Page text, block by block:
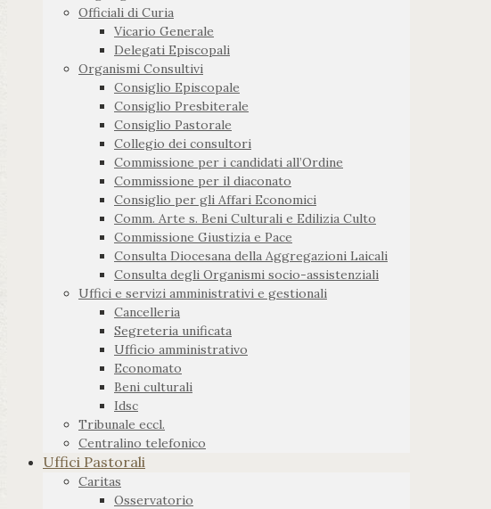
Officiali di Curia
Vicario Generale
Delegati Episcopali
Organismi Consultivi
Consiglio Episcopale
Consiglio Presbiterale
Consiglio Pastorale
Collegio dei consultori
Commissione per i candidati all’Ordine
Commissione per il diaconato
Consiglio per gli Affari Economici
Comm. Arte s. Beni Culturali e Edilizia Culto
Commissione Giustizia e Pace
Consulta Diocesana della Aggregazioni Laicali
Consulta degli Organismi socio-assistenziali
Uffici e servizi amministrativi e gestionali
Cancelleria
Segreteria unificata
Ufficio amministrativo
Economato
Beni culturali
Idsc
Tribunale eccl.
Centralino telefonico
Uffici Pastorali
Caritas
Osservatorio